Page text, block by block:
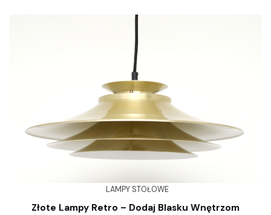
LAMPY STOŁOWE
Złote Lampy Retro – Dodaj Blasku Wnętrzom